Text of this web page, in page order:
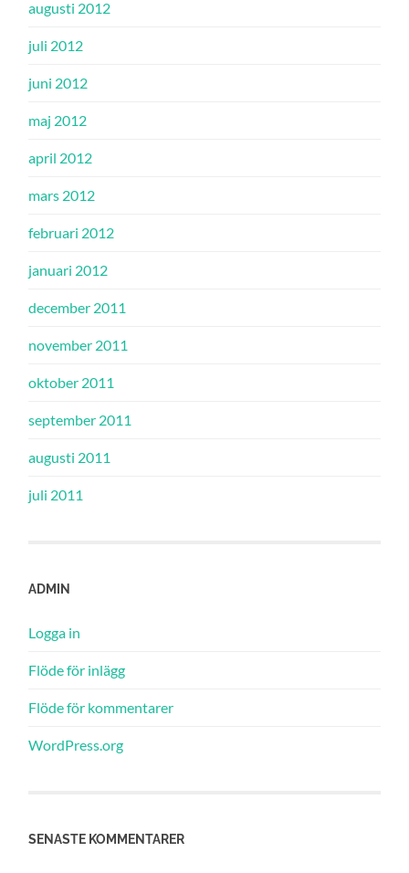
augusti 2012
juli 2012
juni 2012
maj 2012
april 2012
mars 2012
februari 2012
januari 2012
december 2011
november 2011
oktober 2011
september 2011
augusti 2011
juli 2011
ADMIN
Logga in
Flöde för inlägg
Flöde för kommentarer
WordPress.org
SENASTE KOMMENTARER